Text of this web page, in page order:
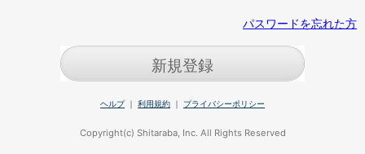
パスワードを忘れた方
新規登録
ヘルプ｜ 利用規約 ｜ プライバシーポリシー
Copyright(c) Shitaraba, Inc. All Rights Reserved